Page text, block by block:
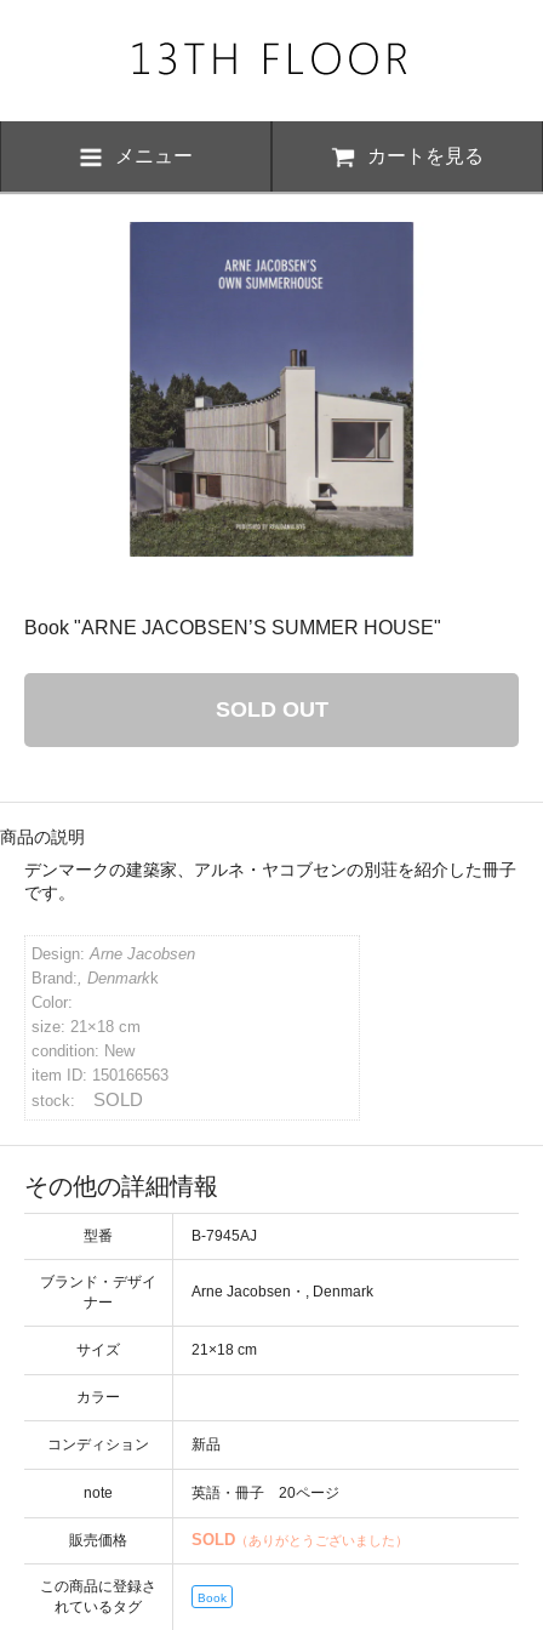
メニュー カートを見る
Book "ARNE JACOBSEN’S SUMMER HOUSE"
SOLD OUT
商品の説明
デンマークの建築家、アルネ・ヤコブセンの別荘を紹介した冊子
です。
Design: Arne Jacobsen
Brand: , Denmarkk
Color:
size: 21×18 cm
condition: New
item ID: 150166563
stock:
SOLD
その他の詳細情報
型番 B-7945AJ
ブランド・デザイ
ナー
・
サイズ
カラー
コンディション
note
販売価格 SOLD （ありがとうございました）
この商品に登録さ
れているタグ
Book
下記の期間につきまして夏季休業とさせていただきます。 期間中は
ただけますが、ご対応が8月17日以降にさせていただく場合がござい
かけ致しますが、何卒ご了承くださいますよう お願い申し上げます
平成29年8月11日（金）－ 8月16日（水）
ホーム＆インテリア
アート・カルチャー
・配送について
マガジン
カウント